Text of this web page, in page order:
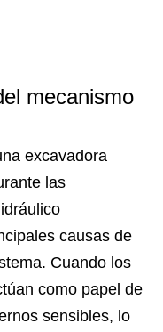
mecanismo
excavadora
las
causas de
Cuando los
como papel de
sensibles, lo